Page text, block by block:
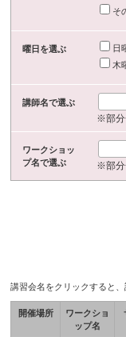
そ
曜日を選ぶ 日
木
講師名で選ぶ
※部分
ワークショッ
プ名で選ぶ
※部分
講習会名をクリックすると
開催場所
ワークショ
ップ名